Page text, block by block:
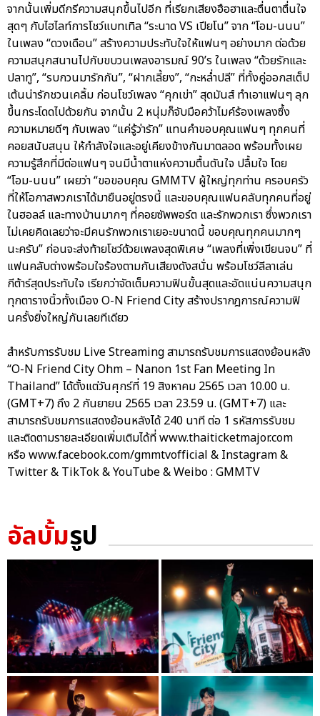
จากนั้นเพิ่มดีกรีความสนุกขึ้นไปอีก ที่เรียกเสียงฮือฮาและตื่นตาตื่นใจ
สุดๆ กับไฮไลท์การโชว์แบทเทิล “ระนาด VS เปียโน” จาก “โอม-นนน”
ในเพลง “ดวงเดือน” สร้างความประทับใจให้แฟนๆ อย่างมาก ต่อด้วย
ความสนุกสนานไปกับขบวนเพลงอารมณ์ 90’s ในเพลง “ด้วยรักและ
ปลาทู”, “รบกวนมารักกัน”, “ฝากเลี้ยง”, “กะหล่ำปลี” ที่ทั้งคู่ออกสเต็ป
เต้นน่ารักชวนเคลิ้ม ก่อนโชว์เพลง “คุกเข่า” สุดมันส์ ทำเอาแฟนๆ ลุก
ขึ้นกระโดดไปด้วยกัน จากนั้น 2 หนุ่มก็จับมือคว้าไมค์ร้องเพลงซึ้ง
ความหมายดีๆ กับเพลง “แค่รู้ว่ารัก” แทนคำขอบคุณแฟนๆ ทุกคนที่
คอยสนับสนุน ให้กำลังใจและอยู่เคียงข้างกันมาตลอด พร้อมทั้งเผย
ความรู้สึกที่มีต่อแฟนๆ จนมีน้ำตาแห่งความตื้นตันใจ ปลื้มใจ โดย
“โอม-นนน” เผยว่า “ขอขอบคุณ GMMTV ผู้ใหญ่ทุกท่าน ครอบครัว
ที่ให้โอกาสพวกเราได้มายืนอยู่ตรงนี้ และขอบคุณแฟนคลับทุกคนที่อยู่
ในฮอลล์ และทางบ้านมากๆ ที่คอยซัพพอร์ต และรักพวกเรา ซึ่งพวกเรา
ไม่เคยคิดเลยว่าจะมีคนรักพวกเราเยอะขนาดนี้ ขอบคุณทุกคนมากๆ
นะครับ” ก่อนจะส่งท้ายโชว์ด้วยเพลงสุดพิเศษ “เพลงที่เพิ่งเขียนจบ” ที่
แฟนคลับต่างพร้อมใจร้องตามกันเสียงดังสนั่น พร้อมโชว์ลีลาเล่น
กีต้าร์สุดประทับใจ เรียกว่าจัดเต็มความฟินขั้นสุดและอัดแน่นความสนุก
ทุกตารางนิ้วทั้งเมือง O-N Friend City สร้างปรากฎการณ์ความฟิ
นครั้งยิ่งใหญ่กันเลยทีเดียว
สำหรับการรับชม Live Streaming สามารถรับชมการแสดงย้อนหลัง
“O-N Friend City Ohm – Nanon 1st Fan Meeting In
Thailand” ได้ตั้งแต่วันศุกร์ที่ 19 สิงหาคม 2565 เวลา 10.00 น.
(GMT+7) ถึง 2 กันยายน 2565 เวลา 23.59 น. (GMT+7) และ
สามารถรับชมการแสดงย้อนหลังได้ 240 นาที ต่อ 1 รหัสการรับชม
และติดตามรายละเอียดเพิ่มเติมได้ที่ www.thaiticketmajor.com
หรือ www.facebook.com/gmmtvofficial & Instagram &
Twitter & TikTok & YouTube & Weibo : GMMTV
อัลบั้มรูป